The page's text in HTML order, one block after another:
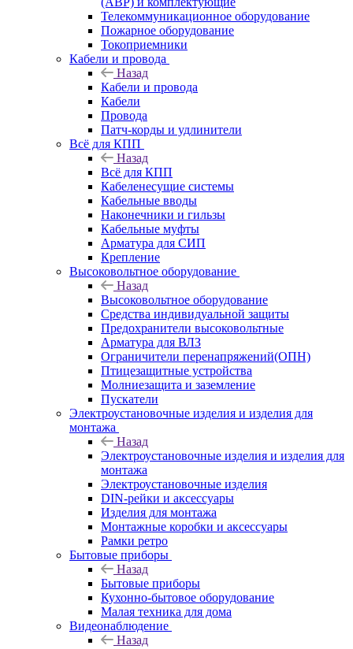
Телекоммуникационное оборудование
Пожарное оборудование
Токоприемники
Кабели и провода
Назад
Кабели и провода
Кабели
Провода
Патч-корды и удлинители
Всё для КПП
Назад
Всё для КПП
Кабеленесущие системы
Кабельные вводы
Наконечники и гильзы
Кабельные муфты
Арматура для СИП
Крепление
Высоковольтное оборудование
Назад
Высоковольтное оборудование
Средства индивидуальной защиты
Предохранители высоковольтные
Арматура для ВЛЗ
Ограничители перенапряжений(ОПН)
Птицезащитные устройства
Молниезащита и заземление
Пускатели
Электроустановочные изделия и изделия для
монтажа
Назад
Электроустановочные изделия и изделия для
монтажа
Электроустановочные изделия
DIN-рейки и аксессуары
Изделия для монтажа
Монтажные коробки и аксессуары
Рамки ретро
Бытовые приборы
Назад
Бытовые приборы
Кухонно-бытовое оборудование
Малая техника для дома
Видеонаблюдение
Назад